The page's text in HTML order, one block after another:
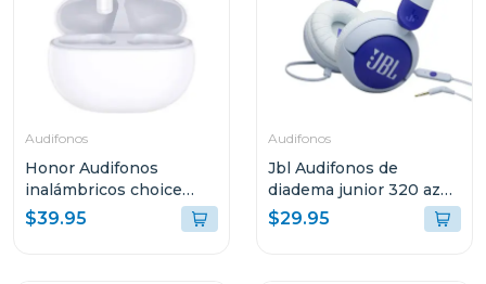
Audifonos
Honor Audifonos
inalámbricos choice
earbuds x7i blanco
me00
$39.95
Audifonos
Jbl Audifonos de
diadema junior 320 azul
bluam
$29.95